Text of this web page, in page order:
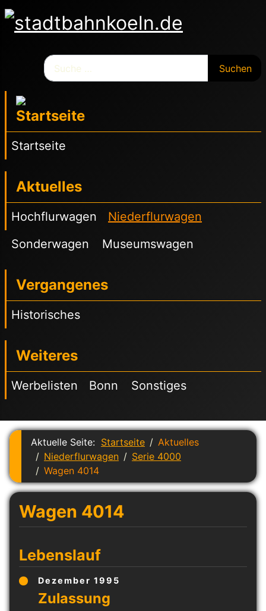
Suchen
Startseite
Aktuelles
Hochflurwagen
Niederflurwagen
Sonderwagen
Museumswagen
Vergangenes
Historisches
Weiteres
Werbelisten Bonn Sonstiges
Aktuelle Seite: Startseite
Aktuelles
Niederflurwagen
Serie 4000
Wagen 4014
Wagen 4014
Lebenslauf
Dezember 1995